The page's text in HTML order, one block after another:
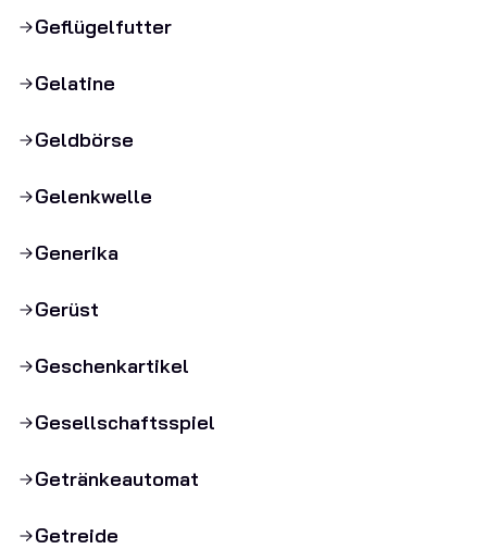
Geflügelfutter
Gelatine
Geldbörse
Gelenkwelle
Generika
Gerüst
Geschenkartikel
Gesellschaftsspiel
Getränkeautomat
Getreide